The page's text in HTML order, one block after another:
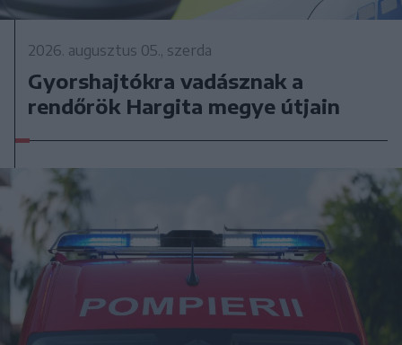
2026. augusztus 05., szerda
Gyorshajtókra vadásznak a
rendőrök Hargita megye útjain